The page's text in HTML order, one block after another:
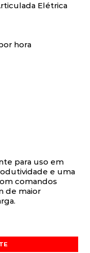
Elétrica
hora
para uso em
e uma
comandos
de maior